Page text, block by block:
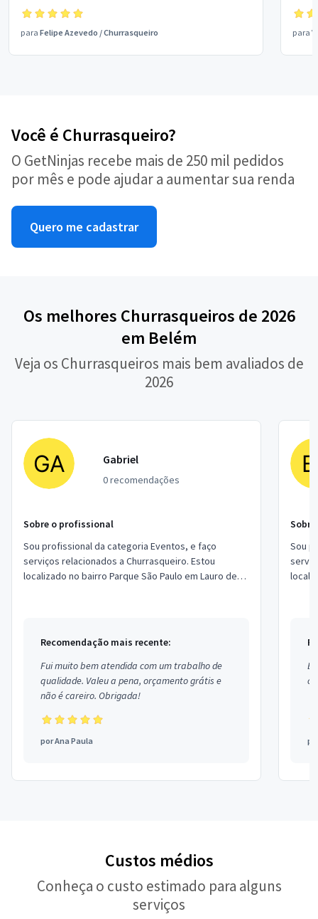
para Felipe Azevedo /Churrasqueiro
com
para
Você é Churrasqueiro?
O GetNinjas recebe mais de 250 mil pedidos
por mês e pode ajudar a aumentar sua renda
Quero me cadastrar
Os melhores Churrasqueiros de 2026
em Belém
Veja os Churrasqueiros mais bem avaliados de
2026
Gabriel
0 recomendações
Sobre o profissional
Sou profissional da categoria Eventos, e faço
serviços relacionados a Churrasqueiro. Estou
localizado no bairro Parque São Paulo em Lauro de
Recomendação mais recente:
Fui muito bem atendida com um trabalho de
qualidade. Valeu a pena, orçamento grátis e
não é careiro. Obrigada!
porAna Paula
Sou
Custos médios
Conheça o custo estimado para alguns
serviços